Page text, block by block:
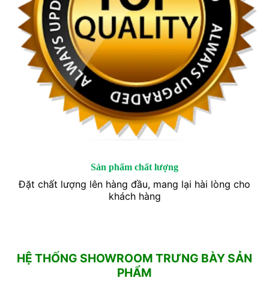
Sản phẩm chất lượng
Đặt chất lượng lên hàng đầu, mang lại hài lòng cho
khách hàng
HỆ THỐNG SHOWROOM TRƯNG BÀY SẢN
PHẨM